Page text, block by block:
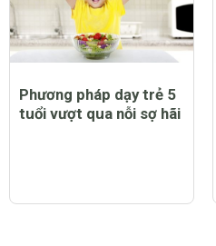
Phương pháp dạy trẻ 5
tuổi vượt qua nỗi sợ hãi